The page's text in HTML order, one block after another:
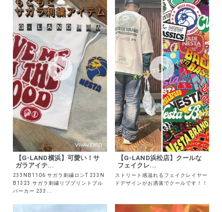
【G-LAND横浜】可愛い！サ
ガラアイテ...
233NB1106 サガラ刺繍ロンT 233N
B1323 サガラ刺繍リブプリントプル
【G-LAND浜松店】クールな
フェイクレ...
ストリート感溢れるフェイクレイヤー